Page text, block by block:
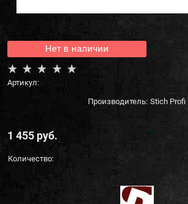
Нет в наличии
Артикул:
Производитель: Stich Profi
1 455 руб.
Количество: